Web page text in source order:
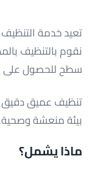
تعيد خدمة التنظيف
نقوم بالتنظيف
سطح للحصول
تنظيف عميق دقيق
بيئة منعشة وصحية.
ماذا يشمل؟